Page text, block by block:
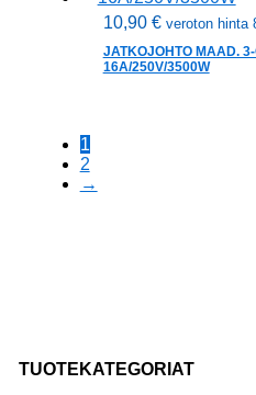
TUOTEKATEGORIAT
10,90 € veroton hinta
JATKOJOHTO MAAD.
16A/250V/3500W
1
2
→